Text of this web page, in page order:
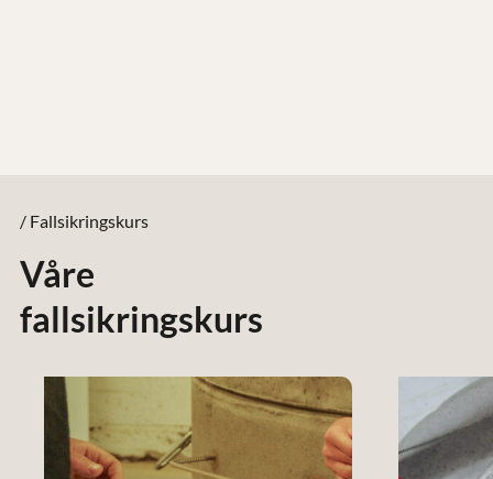
/ Fallsikringskurs
Våre
fallsikringskurs